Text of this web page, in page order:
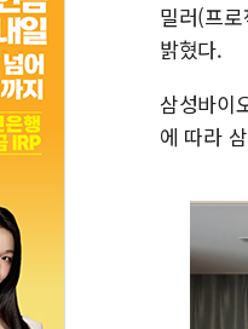
밀러(프
밝혔다.
삼성바이
에 따라